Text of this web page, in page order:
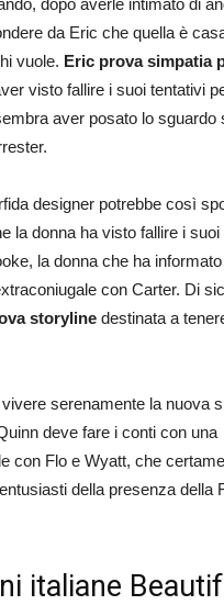
dopo averle intimato di
da Eric che quella è
vuole. Eric prova simpatia
visto fallire i suoi tentativi
aver posato lo sguardo
designer potrebbe così
la donna ha visto fallire i suoi
la donna che ha
con Carter. Di
storyline destinata a
serenamente la nuova
deve fare i conti con una
con Flo e Wyatt, che
della presenza della
italiane